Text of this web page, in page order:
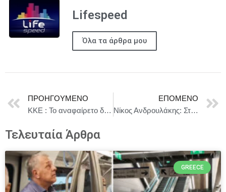
Lifespeed
Όλα τα άρθρα μου
ΠΡΟΗΓΟΎΜΕΝΟ
ΚΚΕ : Το αναφαίρετο δικαίωμα των γυναικών στην άμβλωση δεν μπαίνει σε “διαβούλευση”
ΕΠΌΜΕΝΟ
Νίκος Ανδρουλάκης: Στις εκλογές ψηφίζουμε αν θέλουμε κυβέρνηση με πολιτική αλλαγή και σταθερότητα, με πρόγραμμα και λύσεις.
Τελευταία Άρθρα
GREECE